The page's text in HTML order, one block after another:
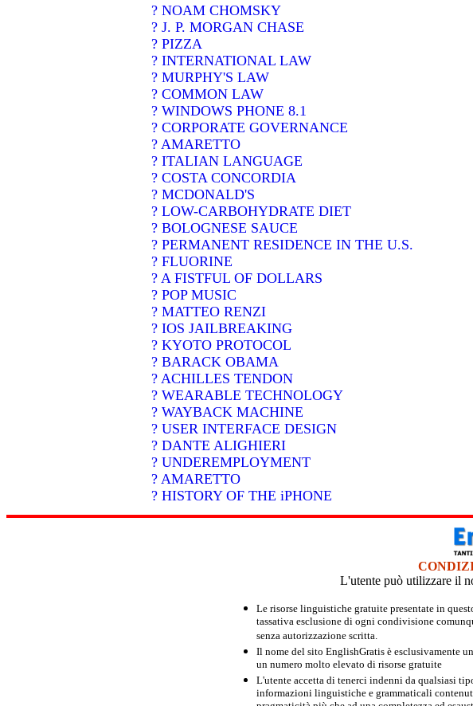
? NOAM CHOMSKY
? J. P. MORGAN CHASE
? PIZZA
? INTERNATIONAL LAW
? MURPHY'S LAW
? COMMON LAW
? WINDOWS PHONE 8.1
? CORPORATE GOVERNANCE
? AMARETTO
? ITALIAN LANGUAGE
? COSTA CONCORDIA
? MCDONALD'S
? LOW-CARBOHYDRATE DIET
? BOLOGNESE SAUCE
? PERMANENT RESIDENCE IN THE U.S.
? FLUORINE
? A FISTFUL OF DOLLARS
? POP MUSIC
? MATTEO RENZI
? IOS JAILBREAKING
? KYOTO PROTOCOL
? BARACK OBAMA
? ACHILLES TENDON
? WEARABLE TECHNOLOGY
? WAYBACK MACHINE
? USER INTERFACE DESIGN
? DANTE ALIGHIERI
? UNDEREMPLOYMENT
? AMARETTO
? HISTORY OF THE iPHONE
L'utente può utilizzare il
Le risorse linguistiche gratuite presentate in
tassativa esclusione di ogni condivisione
senza autorizzazione scritta.
Il nome del sito EnglishGratis è esclusivamente
un numero molto elevato di risorse gratuite
L'utente accetta di tenerci indenni da qualsiasi
informazioni linguistiche e grammaticali